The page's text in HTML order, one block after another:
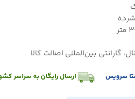
گارانتی بین‌المللی اصالت کالا
ارسال رایگان به سراسر